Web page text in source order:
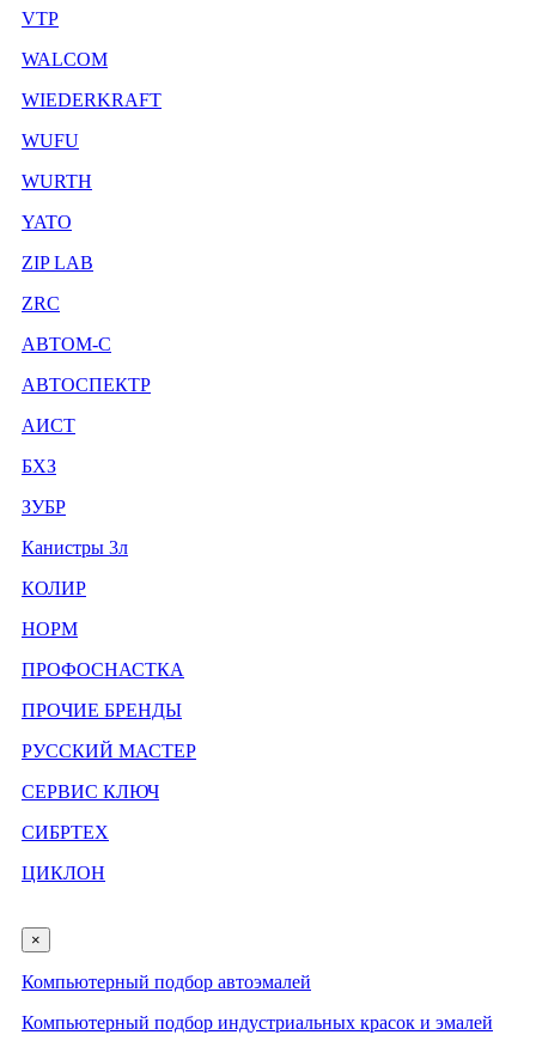
VTP
WALCOM
WIEDERKRAFT
WUFU
WURTH
YATO
ZIP LAB
ZRC
АВТОМ-С
АВТОСПЕКТР
АИСТ
БХЗ
ЗУБР
Канистры 3л
КОЛИР
НОРМ
ПРОФОСНАСТКА
ПРОЧИЕ БРЕНДЫ
РУССКИЙ МАСТЕР
СЕРВИС КЛЮЧ
СИБРТЕХ
ЦИКЛОН
×
Компьютерный подбор автоэмалей
Компьютерный подбор индустриальных красок и эмалей